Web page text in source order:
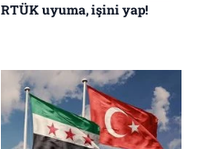
RTÜK uyuma, işini yap!